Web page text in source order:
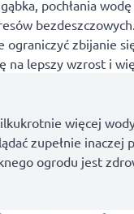
pochłania
bezdeszczowych.
zbijanie
na lepszy wzrost i
więcej wody
zupełnie inaczej
ogrodu jest